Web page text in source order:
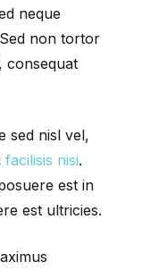
neque
non tortor
consequat
sed nisl vel,
facilisis nisi.
est in
est ultricies.